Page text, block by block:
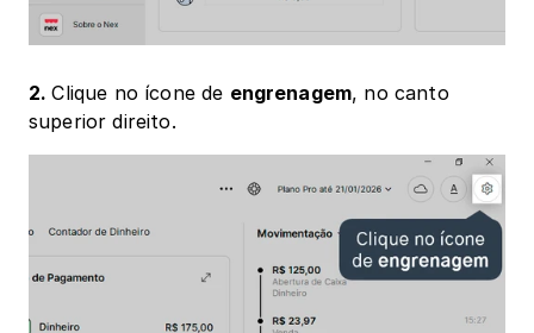
2. Clique no ícone de engrenagem, no canto
superior direito.